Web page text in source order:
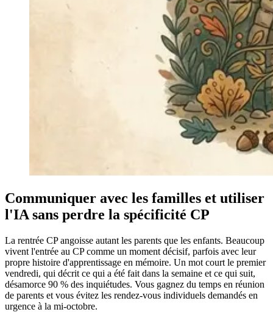
Communiquer avec les familles et utiliser
l'IA sans perdre la spécificité CP
La rentrée CP angoisse autant les parents que les enfants. Beaucoup
vivent l'entrée au CP comme un moment décisif, parfois avec leur
propre histoire d'apprentissage en mémoire. Un mot court le premier
vendredi, qui décrit ce qui a été fait dans la semaine et ce qui suit,
désamorce 90 % des inquiétudes. Vous gagnez du temps en réunion
de parents et vous évitez les rendez-vous individuels demandés en
urgence à la mi-octobre.